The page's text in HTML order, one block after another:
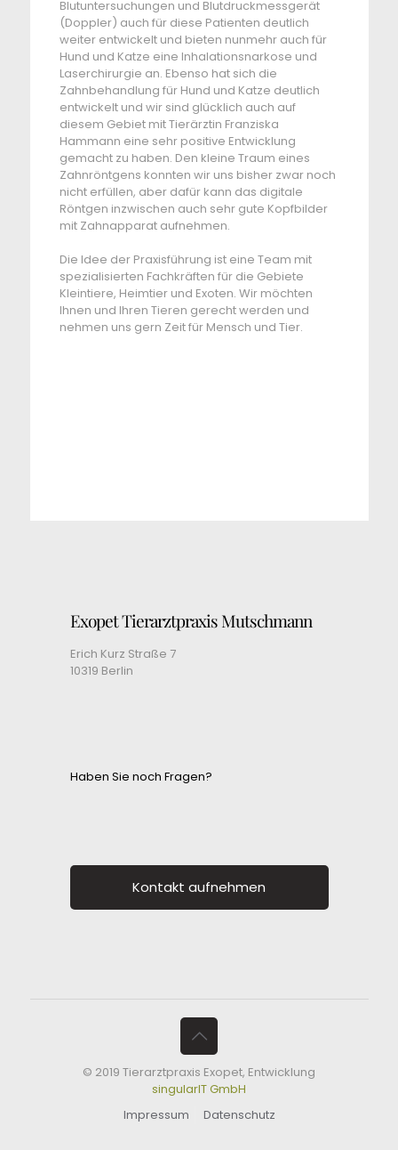
Blutuntersuchungen und Blutdruckmessgerät
(Doppler) auch für diese Patienten deutlich
weiter entwickelt und bieten nunmehr auch für
Hund und Katze eine Inhalationsnarkose und
Laserchirurgie an. Ebenso hat sich die
Zahnbehandlung für Hund und Katze deutlich
entwickelt und wir sind glücklich auch auf
diesem Gebiet mit Tierärztin Franziska
Hammann eine sehr positive Entwicklung
gemacht zu haben. Den kleine Traum eines
Zahnröntgens konnten wir uns bisher zwar noch
nicht erfüllen, aber dafür kann das digitale
Röntgen inzwischen auch sehr gute Kopfbilder
mit Zahnapparat aufnehmen.
Die Idee der Praxisführung ist eine Team mit
spezialisierten Fachkräften für die Gebiete
Kleintiere, Heimtier und Exoten. Wir möchten
Ihnen und Ihren Tieren gerecht werden und
nehmen uns gern Zeit für Mensch und Tier.
Exopet Tierarztpraxis Mutschmann
Erich Kurz Straße 7
10319 Berlin
Haben Sie noch Fragen?
Kontakt aufnehmen
© 2019 Tierarztpraxis Exopet, Entwicklung
singularIT GmbH
Impressum
Datenschutz